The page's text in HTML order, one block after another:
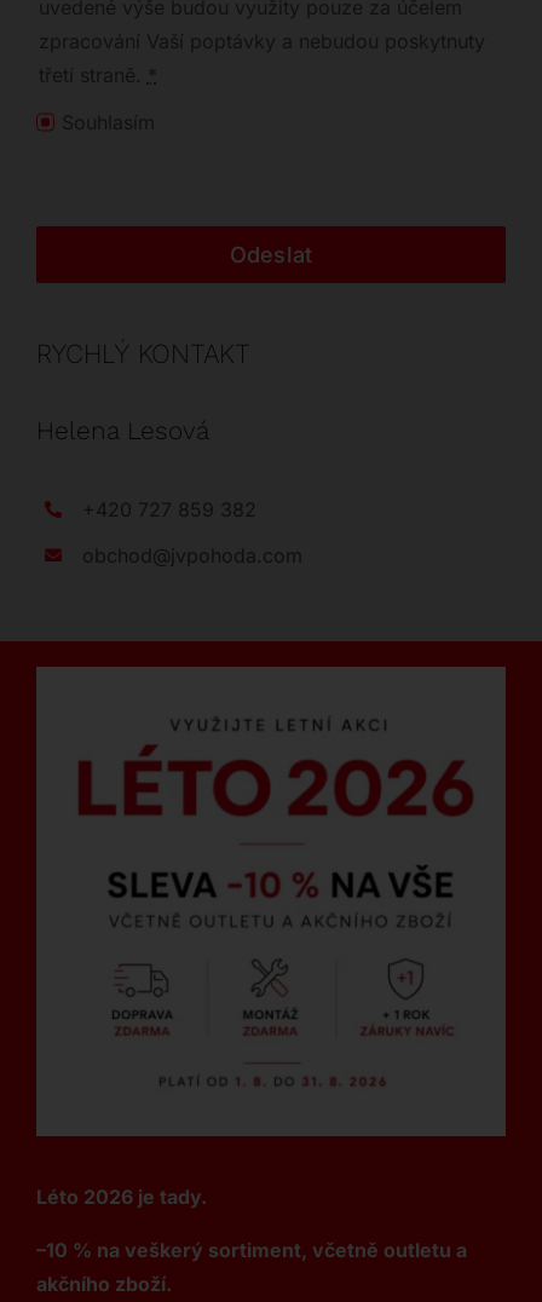
uvedené výše budou využity pouze za účelem
zpracování Vaší poptávky a nebudou poskytnuty
třetí straně. *
Souhlasím
Odeslat
RYCHLÝ KONTAKT
Helena Lesová
+420 727 859 382
obchod@jvpohoda.com
Léto 2026 je tady.
–10 % na veškerý sortiment, včetně outletu a
akčního zboží.